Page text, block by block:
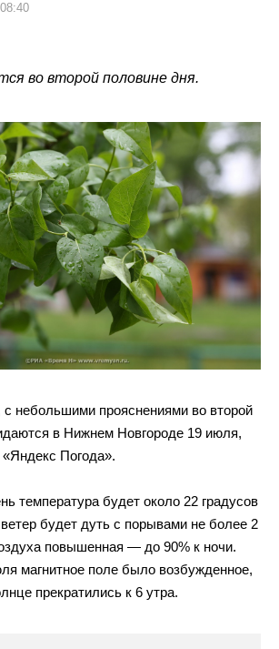
во второй половине дня.
небольшими прояснениями во второй
в Нижнем Новгороде 19 июля,
Погода».
температура будет около 22 градусов
будет дуть с порывами не более 2
повышенная — до 90% к ночи.
магнитное поле было возбужденное,
прекратились к 6 утра.